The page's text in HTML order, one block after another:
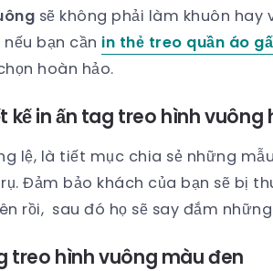
sẽ không phải làm khuôn hay
bạn cần in thẻ treo quần áo
hoàn hảo.
kế in ấn tag treo hình
lệ, là tiết mục chia sẻ những
Đảm bảo khách của bạn sẽ bị
rồi, sau đó họ sẽ say đắm
treo hình vuông màu đen